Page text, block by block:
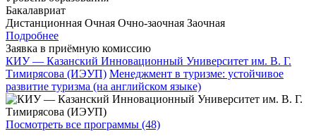
Бакалавриат
Дистанционная Очная Очно-заочная Заочная
Подробнее
Заявка в приёмную комиссию
КИУ — Казанский Инновационный Университет им. В. Г.
Тимирясова (ИЭУП) Менеджмент в туризме: устойчивое
развитие туризма (на английском языке)
Посмотреть все программы (48)